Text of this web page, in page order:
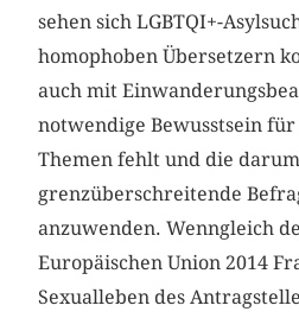
sehen sich LGBTQI+-
homophoben Übersetzern
auch mit
notwendige Bewusstsein
Themen fehlt und die
grenzüberschreitende
anzuwenden. Wenngleich
Europäischen Union 2014
Sexualleben des